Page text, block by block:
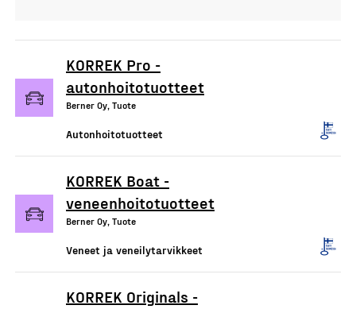
KORREK Pro -
autonhoitotuotteet
Berner Oy, Tuote
Autonhoitotuotteet
KORREK Boat -
veneenhoitotuotteet
Berner Oy, Tuote
Veneet ja veneilytarvikkeet
KORREK Originals -